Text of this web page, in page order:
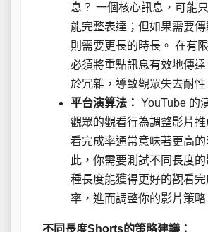
息？ 一個核心訊息，可能
能完整表達；但如果需要傳
則需要更長的時長。 在有
必須將重點訊息有效地傳
於冗雜，導致觀眾失去耐性
平台演算法： YouTube 的
觀眾的觀看行為調整影片
看完成率通常意味著更高的
此，你需要測試不同長度
種長度能獲得更好的觀看
率，進而調整你的影片策略
不同長度Shorts的策略建議：